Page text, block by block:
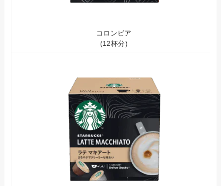
コロンビア
(12杯分)